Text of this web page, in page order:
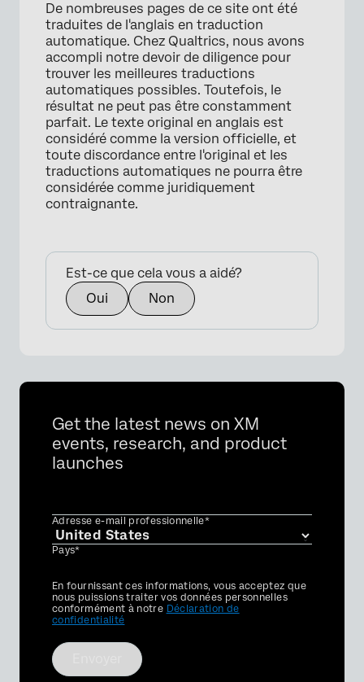
De nombreuses pages de ce site ont été
traduites de l'anglais en traduction
automatique. Chez Qualtrics, nous avons
accompli notre devoir de diligence pour
trouver les meilleures traductions
automatiques possibles. Toutefois, le
résultat ne peut pas être constamment
parfait. Le texte original en anglais est
considéré comme la version officielle, et
toute discordance entre l'original et les
traductions automatiques ne pourra être
considérée comme juridiquement
contraignante.
Est-ce que cela vous a aidé?
Oui
Non
Get the latest news on XM
events, research, and product
launches
Adresse e-mail professionnelle*
Pays*
Privacy
Optin
En fournissant ces informations, vous acceptez que
nous puissions traiter vos données personnelles
conformément à notre Déclaration de
confidentialité